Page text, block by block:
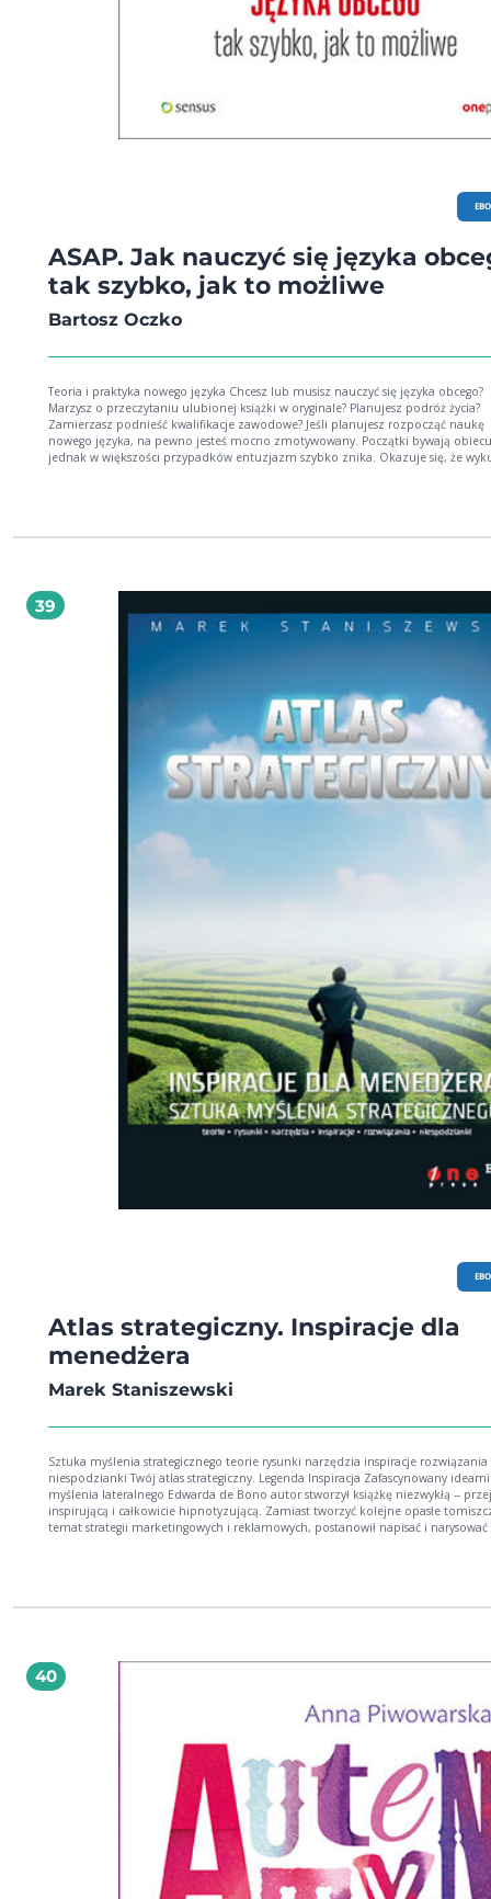
ASAP. Jak nauczyć się języka
tak szybko, jak to możliwe
Bartosz Oczko
Teoria i praktyka nowego języka Chcesz lub musisz nauczyć się języka obcego?
Marzysz o przeczytaniu ulubionej książki w oryginale? Planujesz podróż życia?
Zamierzasz podnieść kwalifikacje zawodowe? Jeśli planujesz rozpocząć naukę
nowego języka, na pewno jesteś mocno zmotywowany. Początki bywają
jednak w większości przypadków entuzjazm szybko znika. Okazuje się, że
się z predyspozycjami do komunikacji z innymi. Skoro każdy z nas potrafi
efektywnym ich rozwoju. Efektywnym, czyli takim, który pozwoli by przy
nakładzie czasu i pracy w satysfakcjonującym stopniu opanować nowy język.
książce poznasz wszystkie elementy sprawnego procesu uczenia się języków
Dowiesz się, co o mechanizmach przyswajania obcej mowy mówią badacze
39
Atlas strategiczny. Inspiracje dla
menedżera
Marek Staniszewski
Sztuka myślenia strategicznego teorie rysunki narzędzia inspiracje rozwiązania
niespodzianki Twój atlas strategiczny. Legenda Inspiracja Zafascynowany ideami
myślenia lateralnego Edwarda de Bono autor stworzył książkę niezwykłą --
inspirującą i całkowicie hipnotyzującą. Zamiast tworzyć kolejne opasłe
temat strategii marketingowych i reklamowych, postanowił napisać i narysować
Kolejne strony wypełniają sugestywne przykłady z fizyki, biologii, kodeksu
strategicznego. Agenda Drogi Czytelniku, to książka, która powstała tylko i wyłącznie
po to, by służyć Ci w Twojej codziennej pracy, kierować Twoje myśli w stronę
niezwykłych rozwiązań, inspirować, gdy potrzeba Ci natchnienia i wytchnienia. Może
Może nawet rozmyślając nad jednym z modeli, przyśniesz na chwilę nad
laptopa i znajdziesz rozwiązanie problemu, który Cię dręczy? Autor Z wykształcenia
filozof, od dwunastu lat zajmuje się komunikacją marek. W tym czasie pełnił
obowiązki dyrektora strategicznego w agencjach: TJ PARTNER, Gruppa 66
RSCG. Obecnie członek zarządu ds. strategii w grupie Young & Rubicam
szef niezależnej struktury doradczej BAV Consulting. Prowadził wykłady lub
związane z zarządzaniem, marketingiem i reklamą w projektach
organizowanych przez: Harvard Business Review Polska, Szkołę Strategii Marki
SAR, Wyższą Szkołę Komunikowania i Mediów Społecznych im. J. Giedroycia,
Mistrzów Reklamy. Autor kilkudziesięciu artykułów związanych z
marką, marketingiem i komunikacją reklamową. Wywiad z autorem książki Patron
40